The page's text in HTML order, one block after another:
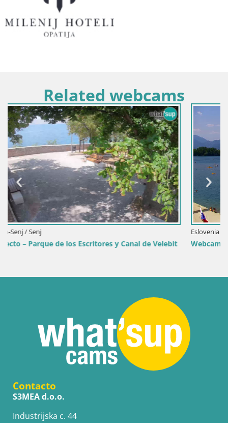
Related webcams
Eslovenia / Savinjska / Velenje
Webcam lago Velenje – Vista en directo desde Velenje
Contacto
S3MEA d.o.o.
Industrijska c. 44